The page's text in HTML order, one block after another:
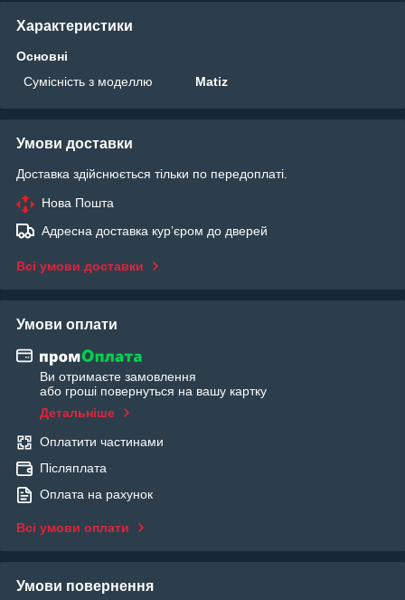
Характеристики
Основні
Сумісність з моделлю
Matiz
Умови доставки
Доставка здійснюється тільки по передоплаті.
Нова Пошта
Адресна доставка курʼєром до дверей
Всі умови доставки
Умови оплати
Ви отримаєте замовлення
або гроші повернуться на вашу картку
Детальніше
Оплатити частинами
Післяплата
Оплата на рахунок
Всі умови оплати
Умови повернення